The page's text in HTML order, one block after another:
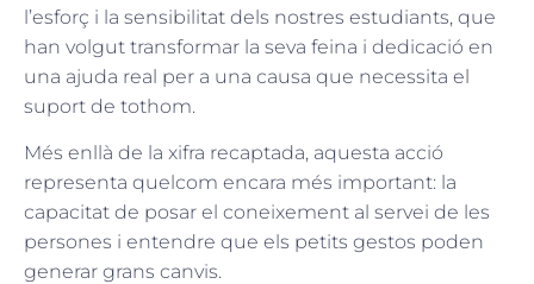
l’esforç i la sensibilitat dels nostres estudiants, que
han volgut transformar la seva feina i dedicació en
una ajuda real per a una causa que necessita el
suport de tothom.
Més enllà de la xifra recaptada, aquesta acció
representa quelcom encara més important: la
capacitat de posar el coneixement al servei de les
persones i entendre que els petits gestos poden
generar grans canvis.